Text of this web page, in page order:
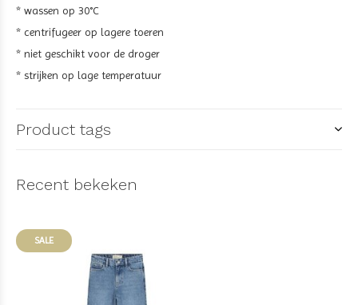
* wassen op 30°C
* centrifugeer op lagere toeren
* niet geschikt voor de droger
* strijken op lage temperatuur
Product tags
Recent bekeken
SALE